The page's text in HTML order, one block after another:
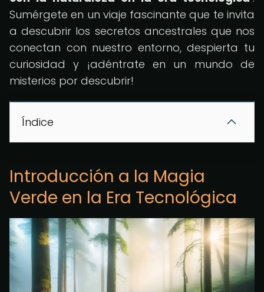
Sumérgete en un viaje fascinante que te invita
a descubrir los secretos ancestrales que nos
conectan con nuestro entorno, despierta tu
curiosidad y ¡adéntrate en un mundo de
misterios por descubrir!
Índice
Introducción a la Magia
Verde en la Era Tecnológica